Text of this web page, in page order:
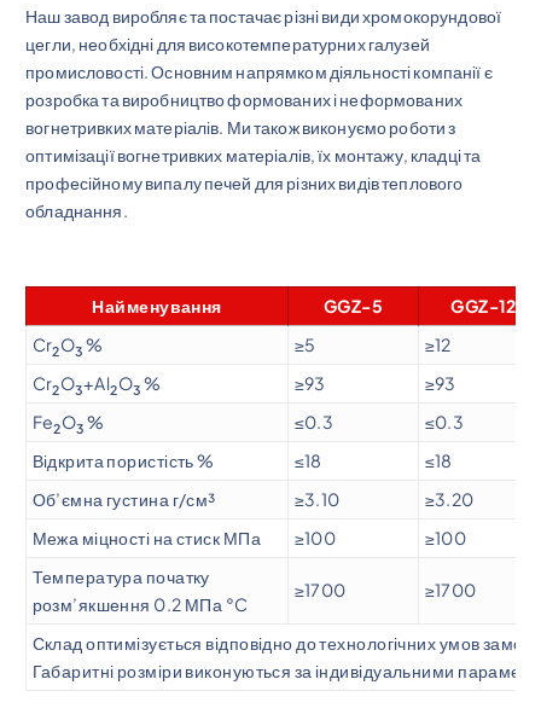
Наш завод виробляє та постачає різні види хромокорундової
цегли, необхідні для високотемпературних галузей
промисловості. Основним напрямком діяльності компанії є
розробка та виробництво формованих і неформованих
вогнетривких матеріалів. Ми також виконуємо роботи з
оптимізації вогнетривких матеріалів, їх монтажу, кладці та
професійному випалу печей для різних видів теплового
обладнання.
Найменування GGZ-5
GGZ-12
Cr2O3 % ≥5
≥12
Cr2O3+Al2O3 % ≥93
≥93
Fe2O3 % ≤0.3
≤0.3
Відкрита пористість %
≤18
≤18
Об’ємна густина г/см³
≥3.10
≥3.20
Межа міцності на стиск МПа
≥100
≥100
Температура початку
розм’якшення 0.2 МПа °C
≥1700 ≥1700
Склад оптимізується відповідно до технологічних умов
Габаритні розміри виконуються за індивідуальними